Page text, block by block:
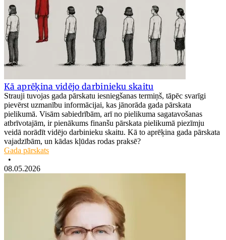
Kā aprēķina vidējo darbinieku skaitu
Strauji tuvojas gada pārskatu iesniegšanas termiņš, tāpēc svarīgi
pievērst uzmanību informācijai, kas jānorāda gada pārskata
pielikumā. Visām sabiedrībām, arī no pielikuma sagatavošanas
atbrīvotajām, ir pienākums finanšu pārskata pielikumā piezīmju
veidā norādīt vidējo darbinieku skaitu. Kā to aprēķina gada pārskata
vajadzībām, un kādas kļūdas rodas praksē?
Gada pārskats
•
08.05.2026